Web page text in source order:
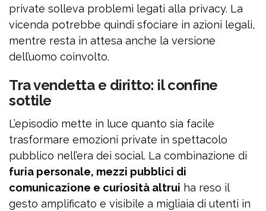
private solleva problemi legati alla privacy. La
vicenda potrebbe quindi sfociare in azioni legali,
mentre resta in attesa anche la versione
dell’uomo coinvolto.
Tra vendetta e diritto: il confine
sottile
L’episodio mette in luce quanto sia facile
trasformare emozioni private in spettacolo
pubblico nell’era dei social. La combinazione di
furia personale, mezzi pubblici di
comunicazione e curiosità altrui ha reso il
gesto amplificato e visibile a migliaia di utenti in